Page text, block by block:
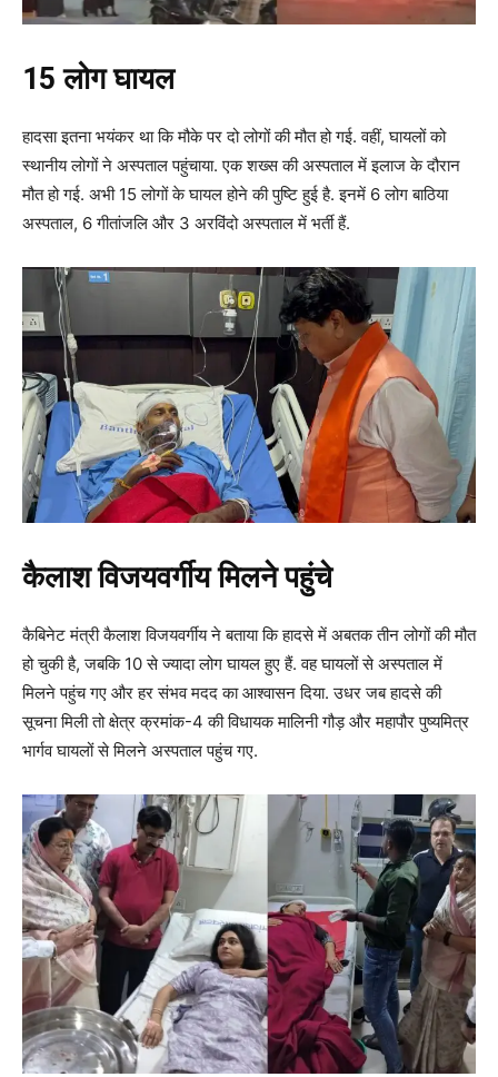
15 लोग घायल
हादसा इतना भयंकर था कि मौके पर दो लोगों की मौत हो गई. वहीं, घायलों को
स्थानीय लोगों ने अस्पताल पहुंचाया. एक शख्स की अस्पताल में इलाज के दौरान
मौत हो गई. अभी 15 लोगों के घायल होने की पुष्टि हुई है. इनमें 6 लोग बाठिया
अस्पताल, 6 गीतांजलि और 3 अरविंदो अस्पताल में भर्ती हैं.
कैलाश विजयवर्गीय मिलने पहुंचे
कैबिनेट मंत्री कैलाश विजयवर्गीय ने बताया कि हादसे में अबतक तीन लोगों की मौत
हो चुकी है, जबकि 10 से ज्यादा लोग घायल हुए हैं. वह घायलों से अस्पताल में
मिलने पहुंच गए और हर संभव मदद का आश्वासन दिया. उधर जब हादसे की
सूचना मिली तो क्षेत्र क्रमांक-4 की विधायक मालिनी गौड़ और महापौर पुष्यमित्र
भार्गव घायलों से मिलने अस्पताल पहुंच गए.